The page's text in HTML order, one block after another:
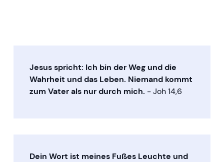
Jesus spricht: Ich bin der Weg und die
Wahrheit und das Leben. Niemand kommt
zum Vater als nur durch mich. - Joh 14,6
Dein Wort ist meines Fußes Leuchte und